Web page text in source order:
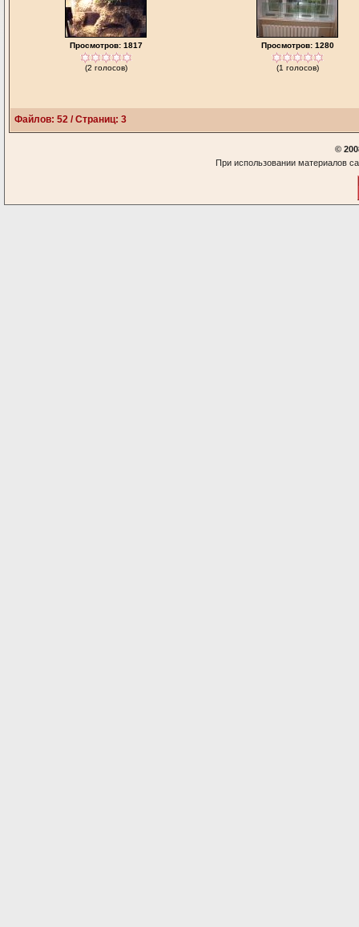
Просмотров: 1817
(2 голосов)
Просмотров: 1280
(1 голосов)
Файлов: 52 / Страниц: 3
©
При использовании материалов